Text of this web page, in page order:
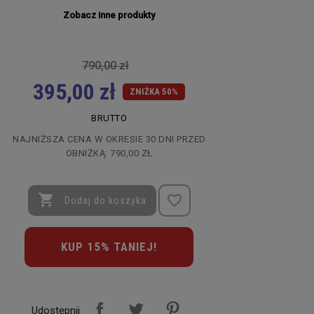
Zobacz inne produkty
790,00 zł
395,00 zł ZNIŻKA 50%
BRUTTO
NAJNIŻSZA CENA W OKRESIE 30 DNI PRZED
OBNIŻKĄ: 790,00 ZŁ
 Dodaj do koszyka favorite_border
KUP 15% TANIEJ!
Udostępnij
WATCHES
DAMSKI MAREA
B60002/5
zł
MAREA WATCHES
B58001/3
549,00 zł
274,50 zł